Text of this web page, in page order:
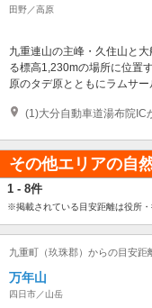
田野／高原
九重連山の主峰・久住山と
る標高1,230mの場所に位置
原のタデ原とともにラムサー
その他エリアの自
1 - 8件
※掲載されている目安距離は役所・
九重町（玖珠郡）からの目安距
万年山
四日市／山岳